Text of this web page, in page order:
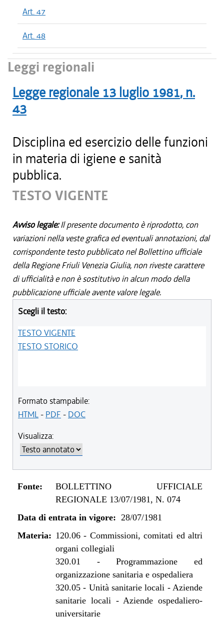
Art. 47
Art. 48
Leggi regionali
Legge regionale 13 luglio 1981, n.
43
Disciplina ed esercizio delle funzioni
in materia di igiene e sanità
pubblica.
TESTO VIGENTE
Avviso legale:Il presente documento è riprodotto, con
variazioni nella veste grafica ed eventuali annotazioni, dal
corrispondente testo pubblicato nel Bollettino ufficiale
della Regione Friuli Venezia Giulia, non riveste carattere
di ufficialità e non è sostitutivo in alcun modo della
pubblicazione ufficiale avente valore legale.
Scegli il testo:
TESTO VIGENTE
TESTO STORICO
Formato stampabile:
HTML- PDF - DOC
Visualizza:
Fonte:
BOLLETTINO UFFICIALE
REGIONALE 13/07/1981, N. 074
Data di entrata in vigore: 28/07/1981
Materia: 120.06- Commissioni, comitati ed altri
organi collegiali
320.01 -Programmazione ed
organizzazione sanitaria e ospedaliera
320.05- Unità sanitarie locali - Aziende
sanitarie locali - Aziende ospedaliero-
universitarie